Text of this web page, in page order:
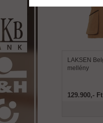
LAKSEN
mellény
129.900,- Ft